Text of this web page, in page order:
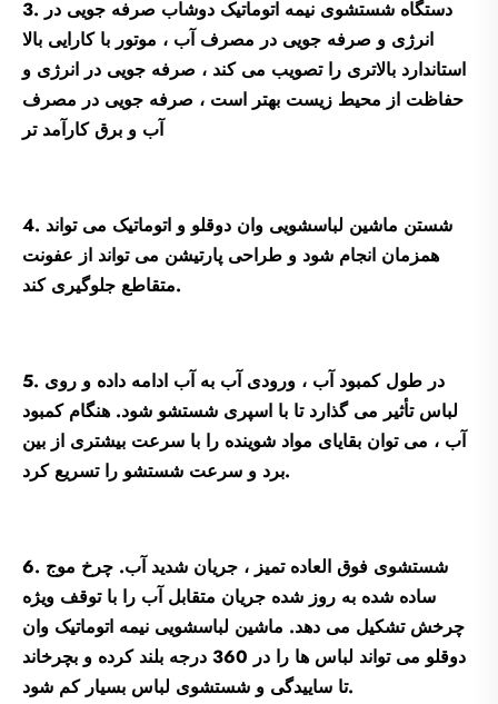
3. دستگاه شستشوی نیمه اتوماتیک دوشاب صرفه جویی در
انرژی و صرفه جویی در مصرف آب ، موتور با کارایی بالا
استاندارد بالاتری را تصویب می کند ، صرفه جویی در انرژی و
حفاظت از محیط زیست بهتر است ، صرفه جویی در مصرف
آب و برق کارآمد تر
4. شستن ماشین لباسشویی وان دوقلو و اتوماتیک می تواند
همزمان انجام شود و طراحی پارتیشن می تواند از عفونت
متقاطع جلوگیری کند.
5. در طول کمبود آب ، ورودی آب به آب ادامه داده و روی
لباس تأثیر می گذارد تا با اسپری شستشو شود. هنگام کمبود
آب ، می توان بقایای مواد شوینده را با سرعت بیشتری از بین
برد و سرعت شستشو را تسریع کرد.
6. شستشوی فوق العاده تمیز ، جریان شدید آب. چرخ موج
ساده شده به روز شده جریان متقابل آب را با توقف ویژه
چرخش تشکیل می دهد. ماشین لباسشویی نیمه اتوماتیک وان
دوقلو می تواند لباس ها را در 360 درجه بلند کرده و بچرخاند
تا ساییدگی و شستشوی لباس بسیار کم شود.